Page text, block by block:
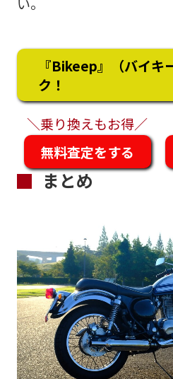
『Bikeep』（バイキ
ク！
＼乗り換えもお得／
無料査定をする
まとめ